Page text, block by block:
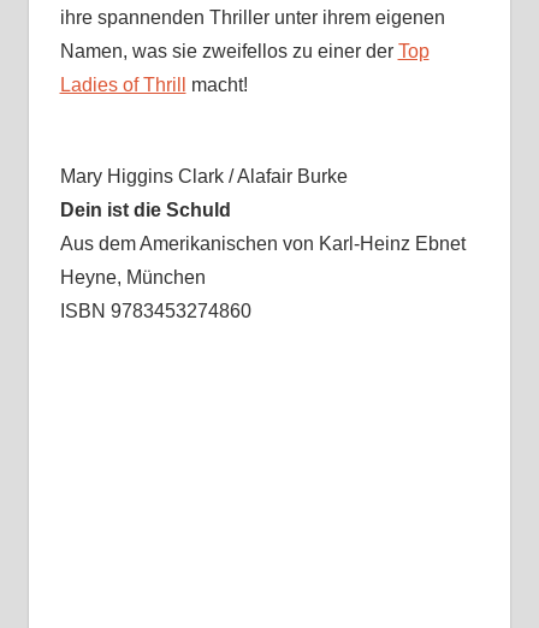
ihre spannenden Thriller unter ihrem eigenen
Namen, was sie zweifellos zu einer der Top
Ladies of Thrill
macht!
Mary Higgins Clark / Alafair Burke
Dein ist die Schuld
Aus dem Amerikanischen von Karl-Heinz Ebnet
Heyne, München
ISBN 9783453274860